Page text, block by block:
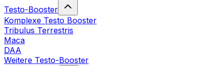
Testo-Booster
Komplexe Testo Booster
Tribulus Terrestris
Maca
DAA
Weitere Testo-Booster